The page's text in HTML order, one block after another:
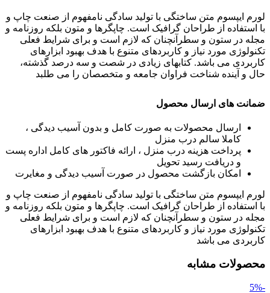
لورم ایپسوم متن ساختگی با تولید سادگی نامفهوم از صنعت چاپ و
با استفاده از طراحان گرافیک است. چاپگرها و متون بلکه روزنامه و
مجله در ستون و سطرآنچنان که لازم است و برای شرایط فعلی
تکنولوژی مورد نیاز و کاربردهای متنوع با هدف بهبود ابزارهای
کاربردی می باشد. کتابهای زیادی در شصت و سه درصد گذشته،
حال و آینده شناخت فراوان جامعه و متخصصان را می طلبد
ضمانت های ارسال محصول
ارسال محصولات به صورت کامل و بدون آسیب دیدگی ،
کاملا سالم درب منزل
پرداخت هزینه درب منزل ، ارائه فاکتور های کامل اداره پست
و دریافت رسید تحویل
امکان بازگشت محصول در صورت آسیب دیدگی و مغایرت
لورم ایپسوم متن ساختگی با تولید سادگی نامفهوم از صنعت چاپ و
با استفاده از طراحان گرافیک است. چاپگرها و متون بلکه روزنامه و
مجله در ستون و سطرآنچنان که لازم است و برای شرایط فعلی
تکنولوژی مورد نیاز و کاربردهای متنوع با هدف بهبود ابزارهای
کاربردی می باشد
محصولات مشابه
-5%